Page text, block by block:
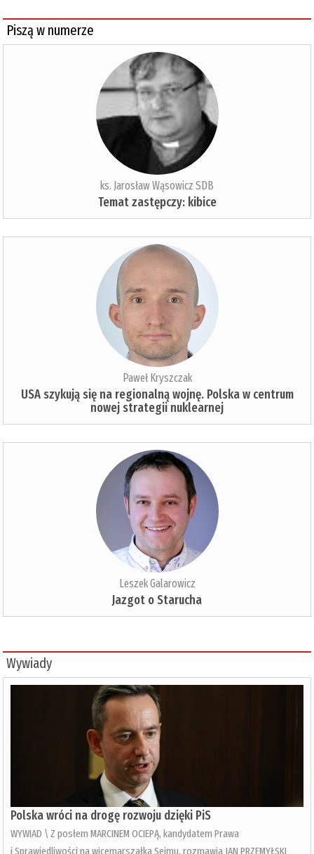
Piszą w numerze
ks. Jarosław Wąsowicz SDB
Temat zastępczy: kibice
Paweł Kryszczak
USA szykują się na regionalną wojnę. Polska w centrum
nowej strategii nuklearnej
Leszek Galarowicz
Jazgot o Starucha
Wywiady
Polska wróci na drogę rozwoju dzięki PiS
WYWIAD \ Z posłem MARCINEM OCIEPĄ, kandydatem Prawa
i Sprawiedliwości na wicemarszałka Sejmu, rozmawia JAN PRZEMYŁSKI